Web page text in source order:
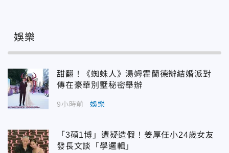
娛樂
甜翻！《蜘蛛人》湯姆霍蘭德辦結婚派對
傳在豪華別墅秘密舉辦
9小時前 娛樂
「3碩1博」遭疑造假！姜厚任小24歲女友
發長文談「學邏輯」